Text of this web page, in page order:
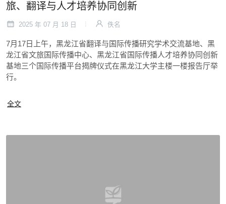
旅、翻译与人才培养协同创新
2025 年 07 月 18 日 佚名
7月17日上午，黑龙江省翻译与国际传播研究学术交流基地、黑
龙江省文旅国际传播中心、黑龙江省国际传播人才培养协同创新
基地三个国际传播平台揭牌仪式在黑龙江大学主楼一楼报告厅举
行。
全文